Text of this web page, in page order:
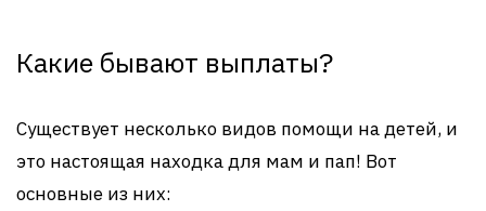
Какие бывают выплаты?
Существует несколько видов помощи на детей, и
это настоящая находка для мам и пап! Вот
основные из них: